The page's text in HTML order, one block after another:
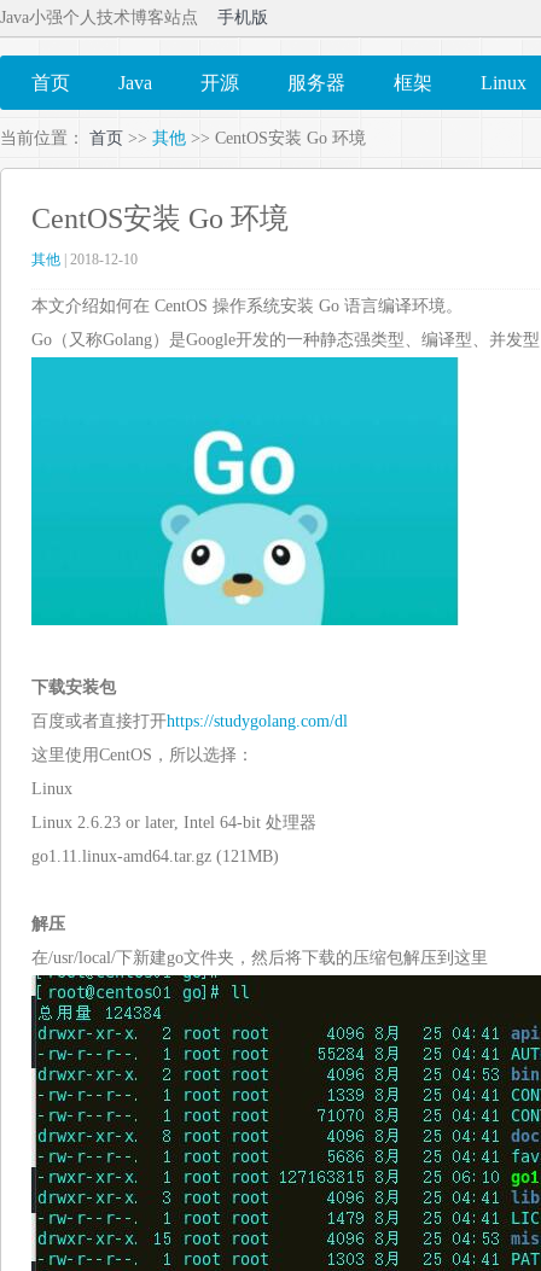
Java小强个人技术博客站点 手机版
首页 Java 开源 服务器 框架 Linux
当前位置： 首页 >> 其他 >> CentOS安装 Go 环境
CentOS安装 Go 环境
其他 | 2018-12-10
本文介绍如何在 CentOS 操作系统安装 Go 语言编译环境。
Go（又称Golang）是Google开发的一种静态强类型、编译型、并发
下载安装包
百度或者直接打开https://studygolang.com/dl
这里使用CentOS，所以选择：
Linux
Linux 2.6.23 or later, Intel 64-bit 处理器
go1.11.linux-amd64.tar.gz (121MB)
解压
在/usr/local/下新建go文件夹，然后将下载的压缩包解压到这里